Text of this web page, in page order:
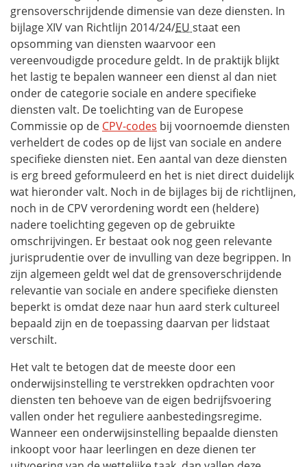
grensoverschrijdende dimensie van deze diensten. In
bijlage XIV van Richtlijn 2014/24/EU staat een
opsomming van diensten waarvoor een
vereenvoudigde procedure geldt. In de praktijk blijkt
het lastig te bepalen wanneer een dienst al dan niet
onder de categorie sociale en andere specifieke
diensten valt. De toelichting van de Europese
Commissie op de CPV-codes bij voornoemde diensten
verheldert de codes op de lijst van sociale en andere
specifieke diensten niet. Een aantal van deze diensten
is erg breed geformuleerd en het is niet direct duidelijk
wat hieronder valt. Noch in de bijlages bij de richtlijnen,
noch in de CPV verordening wordt een (heldere)
nadere toelichting gegeven op de gebruikte
omschrijvingen. Er bestaat ook nog geen relevante
jurisprudentie over de invulling van deze begrippen. In
zijn algemeen geldt wel dat de grensoverschrijdende
relevantie van sociale en andere specifieke diensten
beperkt is omdat deze naar hun aard sterk cultureel
bepaald zijn en de toepassing daarvan per lidstaat
verschilt.
Het valt te betogen dat de meeste door een
onderwijsinstelling te verstrekken opdrachten voor
diensten ten behoeve van de eigen bedrijfsvoering
vallen onder het reguliere aanbestedingsregime.
Wanneer een onderwijsinstelling bepaalde diensten
inkoopt voor haar leerlingen en deze dienen ter